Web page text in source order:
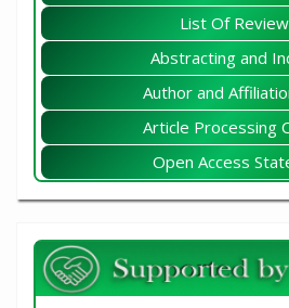
List Of
Abstracting and
Author and
Article Processing
Open Access